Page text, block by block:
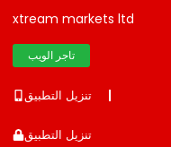
xtream markets ltd
تاجر الويب
تنزيل التطبيق
تنزيل التطبيق